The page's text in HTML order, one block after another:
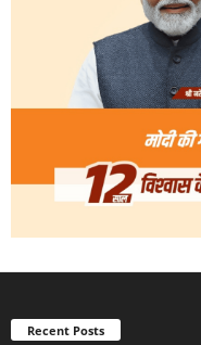
Recent Posts